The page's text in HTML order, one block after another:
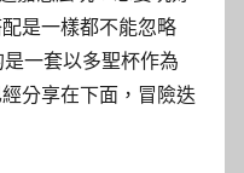
是一樣都不能忽略
一套以多聖杯作為
分享在下面，冒險迭